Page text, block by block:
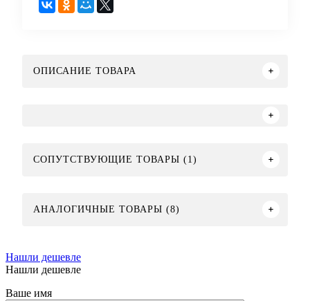
ОПИСАНИЕ ТОВАРА
СОПУТСТВУЮЩИЕ ТОВАРЫ (1)
АНАЛОГИЧНЫЕ ТОВАРЫ (8)
Нашли дешевле
Нашли дешевле
Ваше имя